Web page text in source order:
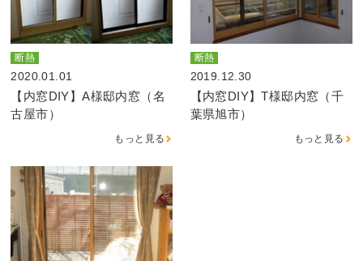
断熱
2020.01.01
【内窓DIY】A様邸内窓（名
古屋市）
もっと見る
断熱
2019.12.30
【内窓DIY】T様邸内窓（千
葉県旭市）
もっと見る